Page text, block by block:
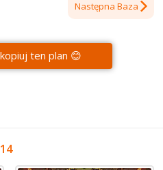
Następna Baza
ten plan 😊